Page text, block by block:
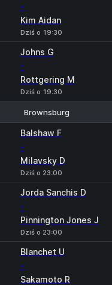
-
Kim Aidan
Dziś o 19:30
Johns G
-
Rottgering M
Dziś o 19:30
Brownsburg
Balshaw F
-
Milavsky D
Dziś o 23:00
Jorda Sanchis D
-
Pinnington Jones J
Dziś o 23:00
Blanchet U
-
Sakamoto R